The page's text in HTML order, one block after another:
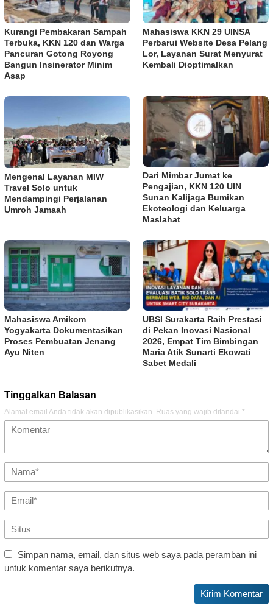
Kurangi Pembakaran Sampah
Terbuka, KKN 120 dan Warga
Pancuran Gotong Royong
Bangun Insinerator Minim
Asap
Mahasiswa KKN 29 UINSA
Perbarui Website Desa Pelang
Lor, Layanan Surat Menyurat
Kembali Dioptimalkan
Mengenal Layanan MIW
Travel Solo untuk
Mendampingi Perjalanan
Umroh Jamaah
Dari Mimbar Jumat ke
Pengajian, KKN 120 UIN
Sunan Kalijaga Bumikan
Ekoteologi dan Keluarga
Maslahat
Mahasiswa Amikom
Yogyakarta Dokumentasikan
Proses Pembuatan Jenang
Ayu Niten
UBSI Surakarta Raih Prestasi
di Pekan Inovasi Nasional
2026, Empat Tim Bimbingan
Maria Atik Sunarti Ekowati
Sabet Medali
Tinggalkan Balasan
Alamat email Anda tidak akan dipublikasikan. Ruas yang wajib ditandai *
Simpan nama, email, dan situs web saya pada peramban ini
untuk komentar saya berikutnya.